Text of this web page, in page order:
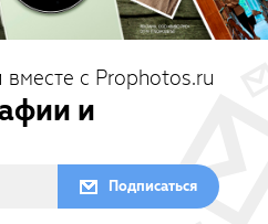
с Prophotos.ru
и
Подписаться